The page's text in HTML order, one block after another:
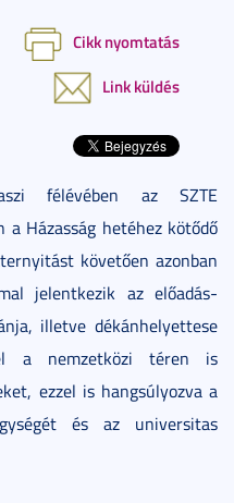
Cikk nyomtatás
Link küldés
félévében az SZTE
a Házasság hetéhez kötődő
követően azonban
jelentkezik az előadás-
illetve dékánhelyettese
a nemzetközi téren is
ezzel is hangsúlyozva a
és az universitas